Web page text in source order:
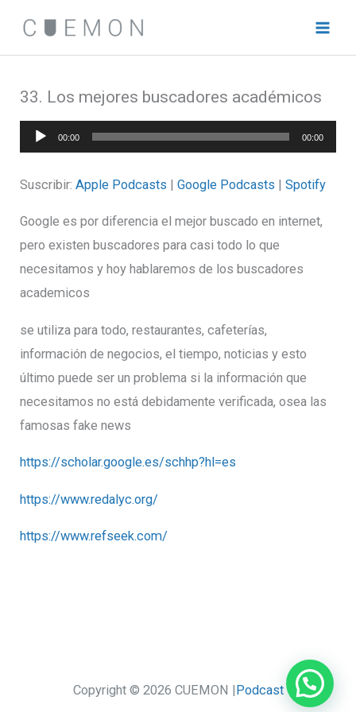
contenido
33. Los mejores buscadores académicos
Reproductor
de
audio
00:00 00:00
Suscribir:Apple Podcasts |Google Podcasts |Spotify
Google es por diferencia el mejor buscado en internet,
pero existen buscadores para casi todo lo que
necesitamos y hoy hablaremos de los buscadores
academicos
se utiliza para todo, restaurantes, cafeterías,
información de negocios, el tiempo, noticias y esto
último puede ser un problema si la información que
necesitamos no está debidamente verificada, osea las
famosas fake news
https://scholar.google.es/schhp?hl=es
https://www.redalyc.org/
https://www.refseek.com/
Copyright © 2026 CUEMON |Podcast